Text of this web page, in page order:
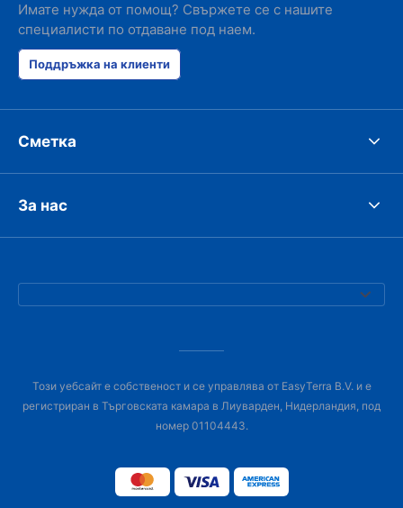
Имате нужда от помощ? Свържете се с нашите
специалисти по отдаване под наем.
Поддръжка на клиенти
Сметка
За нас
Този уебсайт е собственост и се управлява от EasyTerra B.V. и е
регистриран в Търговската камара в Лиуварден, Нидерландия, под
номер 01104443.